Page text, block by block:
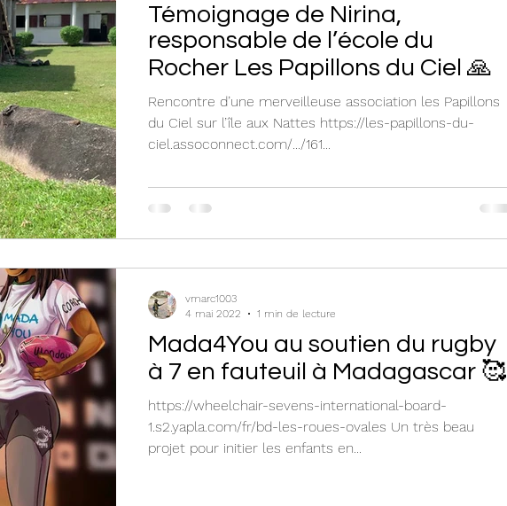
Témoignage de Nirina,
responsable de l’école du
Rocher Les Papillons du Ciel 🙏
Rencontre d’une merveilleuse association les Papillons
du Ciel sur l’île aux Nattes https://les-papillons-du-
ciel.assoconnect.com/.../161...
Mada4You au soutien du rugby
à 7 en fauteuil à Madagascar 🥰
https://wheelchair-sevens-international-board-
1.s2.yapla.com/fr/bd-les-roues-ovales Un très beau
projet pour initier les enfants en...
vmarc1003
4 mai 2022
1 min de lecture